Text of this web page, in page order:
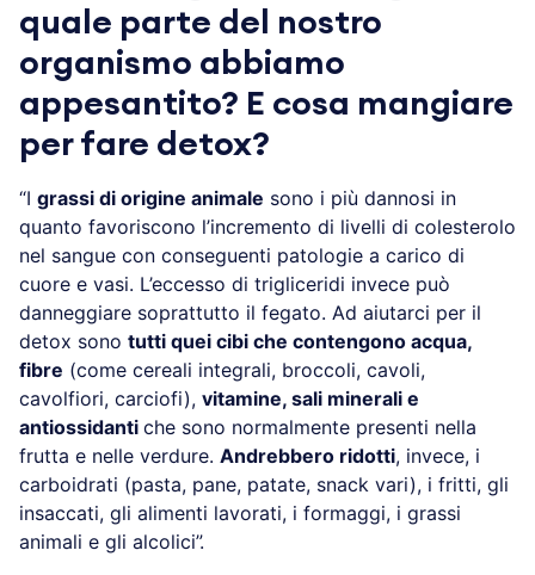
quale parte del nostro
organismo abbiamo
appesantito? E cosa mangiare
per fare detox?
“I grassi di origine animale sono i più dannosi in
quanto favoriscono l’incremento di livelli di colesterolo
nel sangue con conseguenti patologie a carico di
cuore e vasi. L’eccesso di trigliceridi invece può
danneggiare soprattutto il fegato. Ad aiutarci per il
detox sono tutti quei cibi che contengono acqua,
fibre (come cereali integrali, broccoli, cavoli,
cavolfiori, carciofi), vitamine, sali minerali e
antiossidanti che sono normalmente presenti nella
frutta e nelle verdure. Andrebbero ridotti, invece, i
carboidrati (pasta, pane, patate, snack vari), i fritti, gli
insaccati, gli alimenti lavorati, i formaggi, i grassi
animali e gli alcolici”.